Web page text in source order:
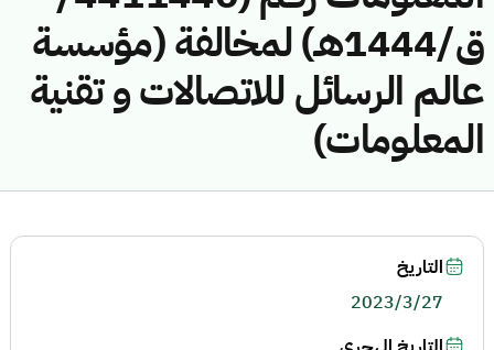
ق/1444هـ) لمخالفة (مؤسسة
عالم الرسائل للاتصالات و تقنية
المعلومات)
التاريخ
2023/3/27